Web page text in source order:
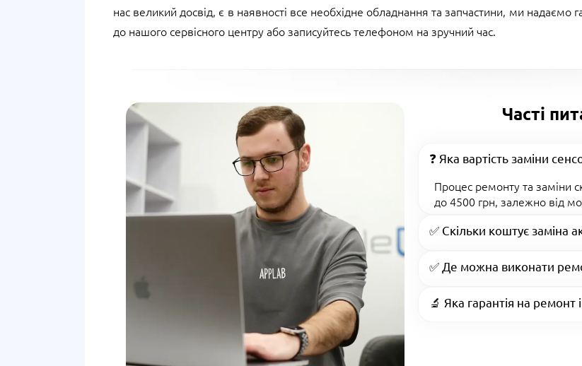
нас великий досвід, є в наявності все необхідне обладнання та запчастини, ми надаємо
до нашого сервісного центру або записуйтесь телефоном на зручний час.
Часті
❓ Яка вартість заміни
Процес ремонту та заміни
до 4500 грн, залежно від
✅ Скільки коштує заміна
✅ Де можна виконати
🔬 Яка гарантія на